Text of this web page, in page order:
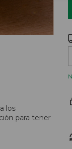
los
para tener